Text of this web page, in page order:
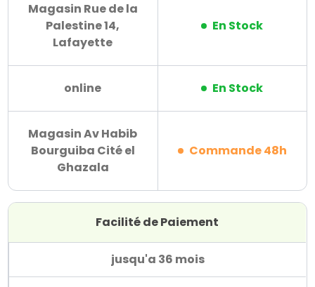
Magasin Rue de la
Palestine 14,
Lafayette
En Stock
online En Stock
Magasin Av Habib
Bourguiba Cité el
Ghazala
Commande 48h
Facilité de Paiement
jusqu'a 36 mois